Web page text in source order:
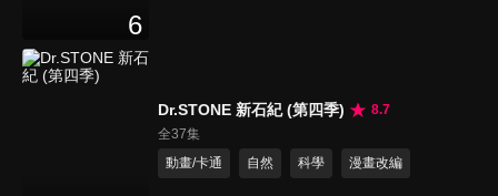
6
Dr.STONE 新石紀 (第四季)
8.7
全37集
動畫/卡通
自然 科學 漫畫改編